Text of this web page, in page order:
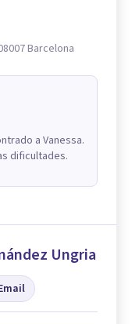
Barcelona
a Vanessa.
dificultades.
Ungria